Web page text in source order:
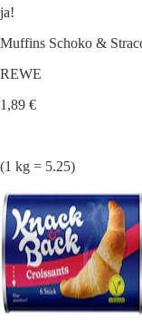
ja!
Muffins Schoko &
REWE
1,89 €
(1 kg = 5.25)